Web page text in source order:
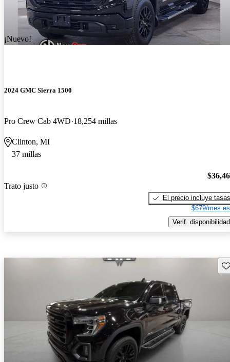
¡Nuevo!
2024 GMC Sierra 1500
Pro Crew Cab 4WD 18,254 millas
Clinton, MI
37 millas
Trato justo
El precio incluye tasas
$679/mes
Verif. disponibilidad